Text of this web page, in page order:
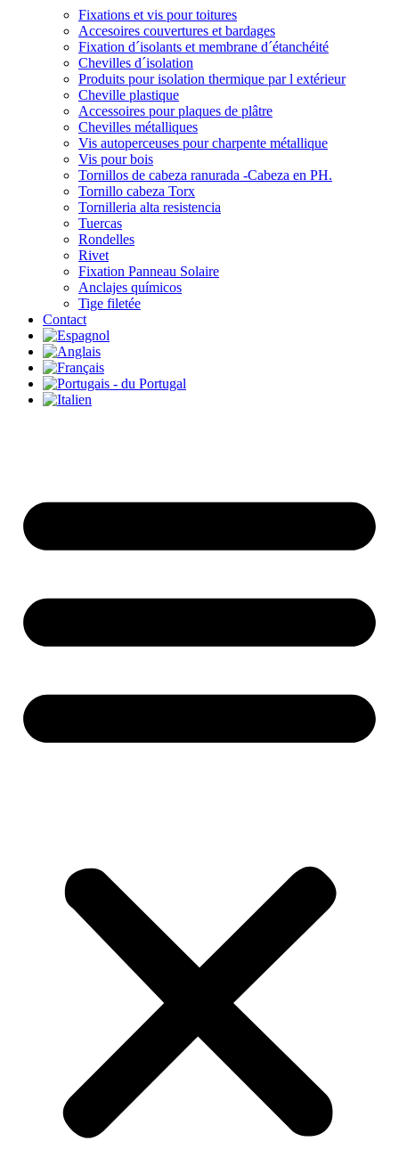
Fixations et vis pour toitures
Accesoires couvertures et bardages
Fixation d´isolants et membrane d´étanchéité
Chevilles d´isolation
Produits pour isolation thermique par l extérieur
Cheville plastique
Accessoires pour plaques de plâtre
Chevilles métalliques
Vis autoperceuses pour charpente métallique
Vis pour bois
Tornillos de cabeza ranurada -Cabeza en PH.
Tornillo cabeza Torx
Tornilleria alta resistencia
Tuercas
Rondelles
Rivet
Fixation Panneau Solaire
Anclajes químicos
Tige filetée
Contact